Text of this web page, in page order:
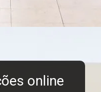
online